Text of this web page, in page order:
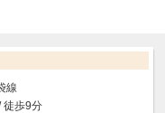
線
徒歩9分